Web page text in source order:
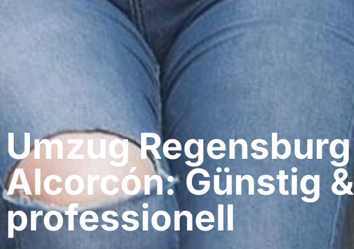
Umzug Regensburg​
Alcorcón: Günstig &
professionell​